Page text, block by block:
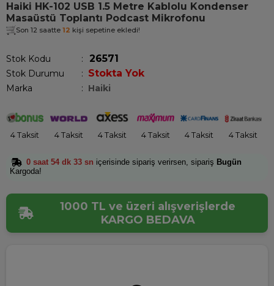
Haiki HK-102 USB 1.5 Metre Kablolu Kondenser
Masaüstü Toplantı Podcast Mikrofonu
Son 12 saatte 12 kişi sepetine ekledi!
Stok Kodu 26571
Stok Durumu : Stokta Yok
Marka : Haiki
4 Taksit 4 Taksit 4 Taksit 4 Taksit 4 Taksit 4 Taksit
0 saat 54 dk 33 sn içerisinde sipariş verirsen, sipariş Bugün
Kargoda!
1000 TL ve üzeri alışverişlerde
KARGO BEDAVA